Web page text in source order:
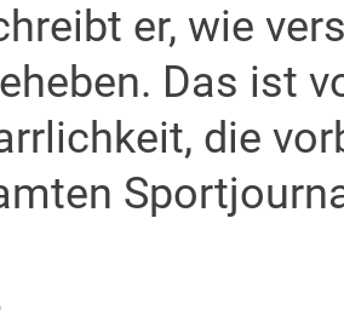
er, wie
Das ist
die